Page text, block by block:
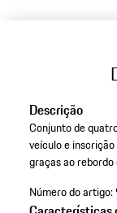
Descrição
Conjunto de
veículo e
graças ao rebordo
Número do artigo: